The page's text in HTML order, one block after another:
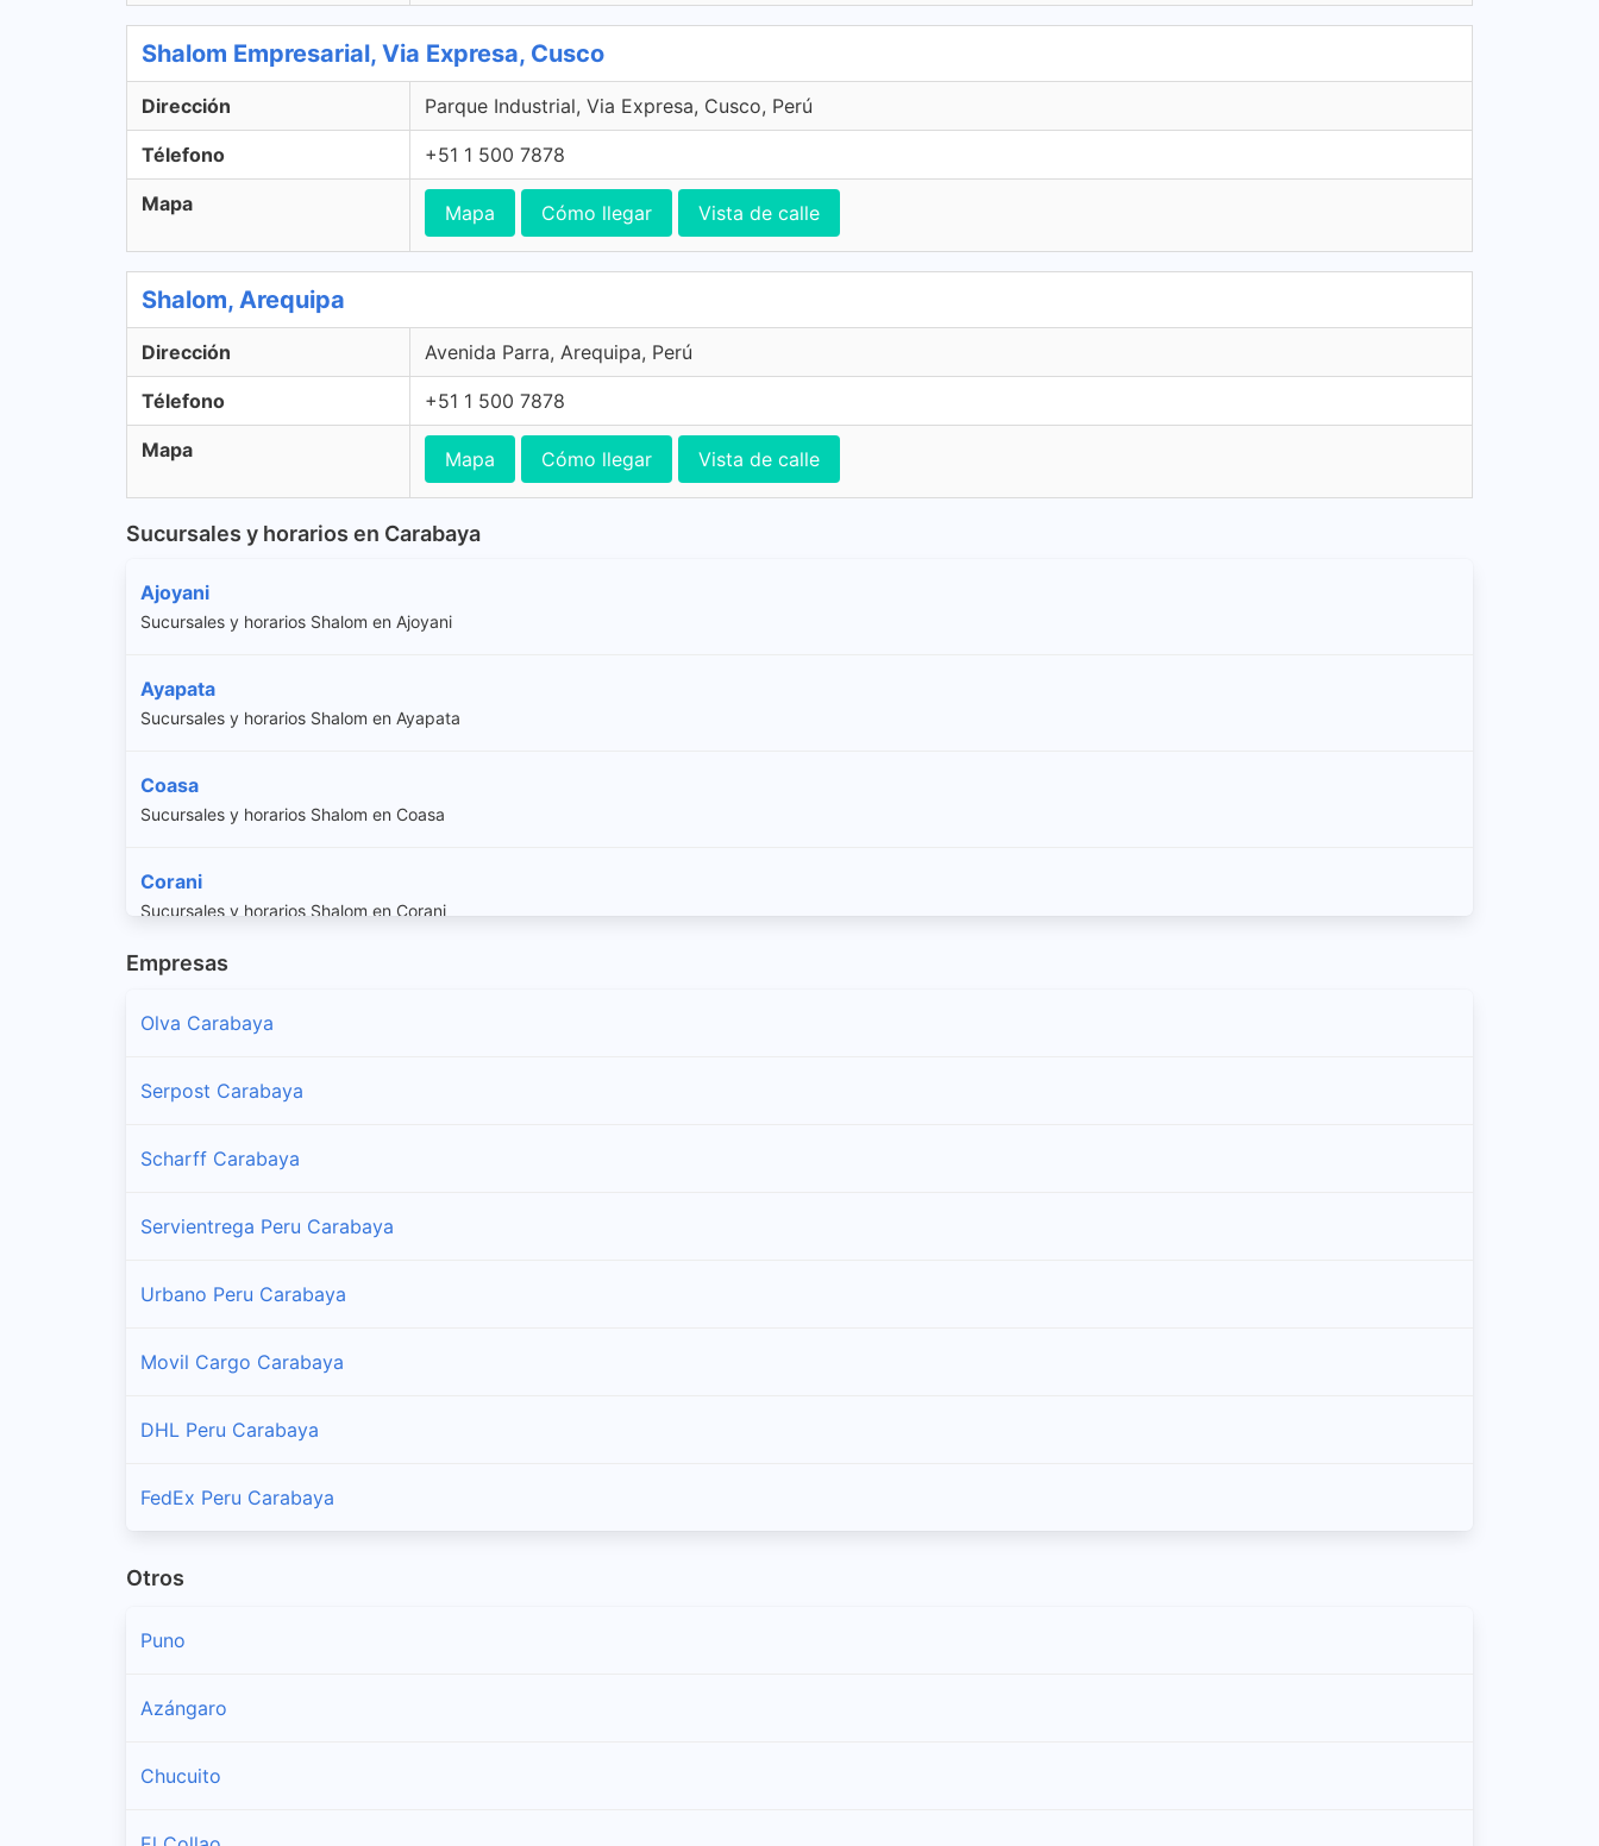
Shalom Empresarial, Via Expresa, Cusco
Dirección Parque Industrial, Via Expresa, Cusco, Perú
Télefono +51 1 500 7878
Mapa Mapa Cómo llegar Vista de calle
Shalom, Arequipa
Dirección Avenida Parra, Arequipa, Perú
Télefono +51 1 500 7878
Mapa Mapa Cómo llegar Vista de calle
Sucursales y horarios en Carabaya
Ajoyani
Sucursales y horarios Shalom en Ajoyani
Ayapata
Sucursales y horarios Shalom en Ayapata
Coasa
Sucursales y horarios Shalom en Coasa
Corani
Sucursales y horarios Shalom en Corani
Crucero
Sucursales y horarios Shalom en Ituata
Macusani
Sucursales y horarios Shalom en Ollachea
San Gaban
Sucursales y horarios Shalom en Usicayos
Empresas
Olva Carabaya
Serpost Carabaya
Scharff Carabaya
Servientrega Peru Carabaya
Urbano Peru Carabaya
Movil Cargo Carabaya
DHL Peru Carabaya
FedEx Peru Carabaya
Otros
Puno
Azángaro
Chucuito